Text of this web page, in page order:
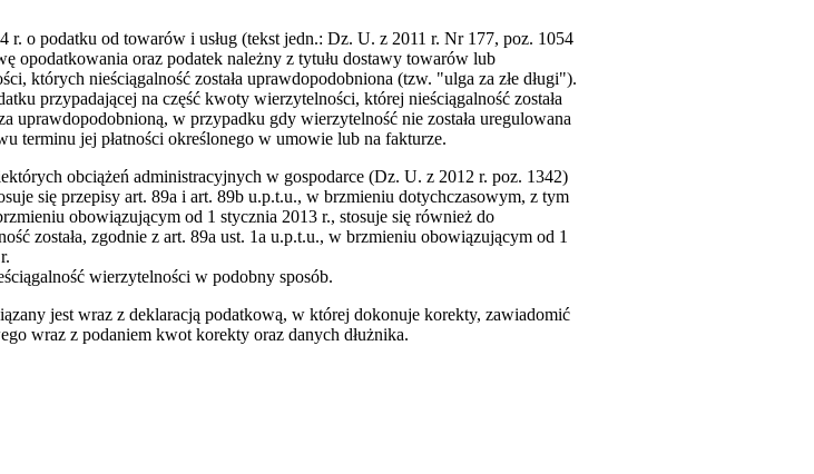
r. o podatku od towarów i usług (tekst jedn.: Dz. U. z 2011 r. Nr 177, poz. 1054
opodatkowania oraz podatek należny z tytułu dostawy towarów lub
których nieściągalność została uprawdopodobniona (tzw. "ulga za złe długi").
przypadającej na część kwoty wierzytelności, której nieściągalność została
uprawdopodobnioną, w przypadku gdy wierzytelność nie została uregulowana
terminu jej płatności określonego w umowie lub na fakturze.
obciążeń administracyjnych w gospodarce (Dz. U. z 2012 r. poz. 1342)
się przepisy art. 89a i art. 89b u.p.t.u., w brzmieniu dotychczasowym, z tym
obowiązującym od 1 stycznia 2013 r., stosuje się również do
została, zgodnie z art. 89a ust. 1a u.p.t.u., w brzmieniu obowiązującym od 1
wierzytelności w podobny sposób.
jest wraz z deklaracją podatkową, w której dokonuje korekty, zawiadomić
wraz z podaniem kwot korekty oraz danych dłużnika.